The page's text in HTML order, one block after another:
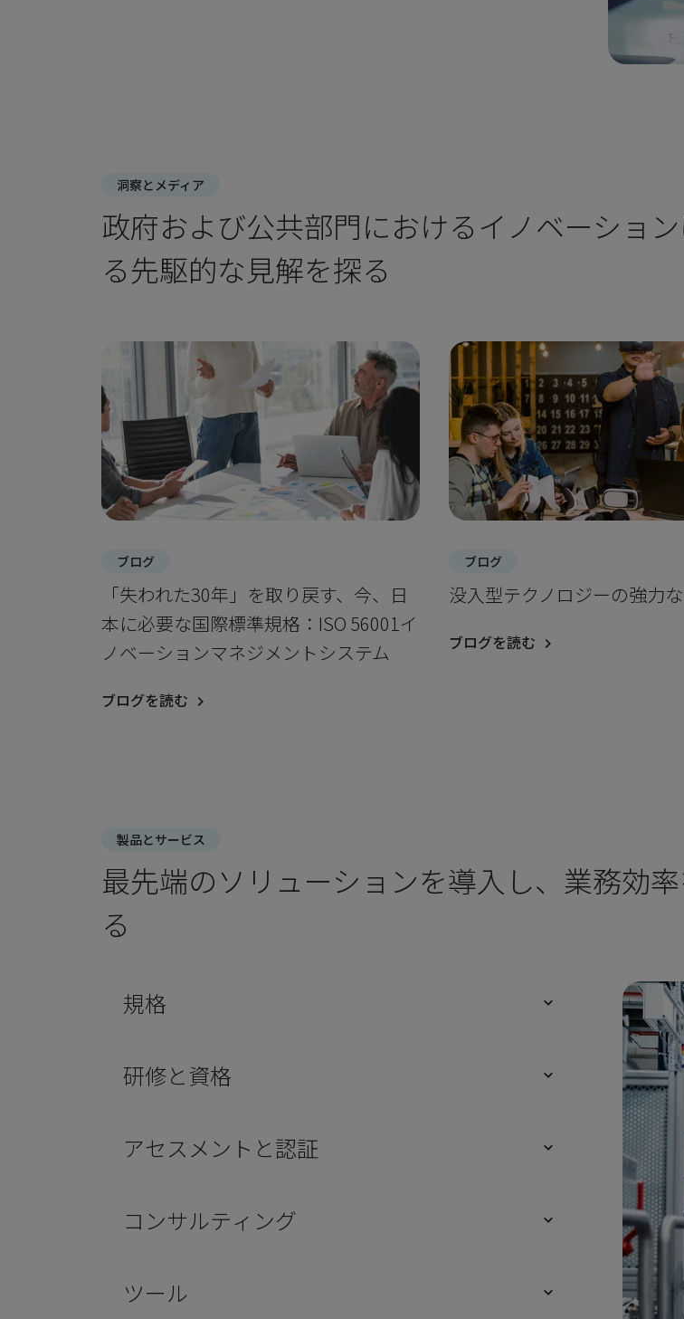
洞察とメディア
政府および公共部門におけるイノベーショ
る先駆的な見解を探る
ブログ
「失われた30年」を取り戻す、今、日
本に必要な国際標準規格：ISO 56001イ
ノベーションマネジメントシステム
ブログを読む
ブログ
没入型テクノロジーの強力
ブログを読む
製品とサービス
最先端のソリューションを導入し、業務効
る
規格
研修と資格
アセスメントと認証
コンサルティング
ツール